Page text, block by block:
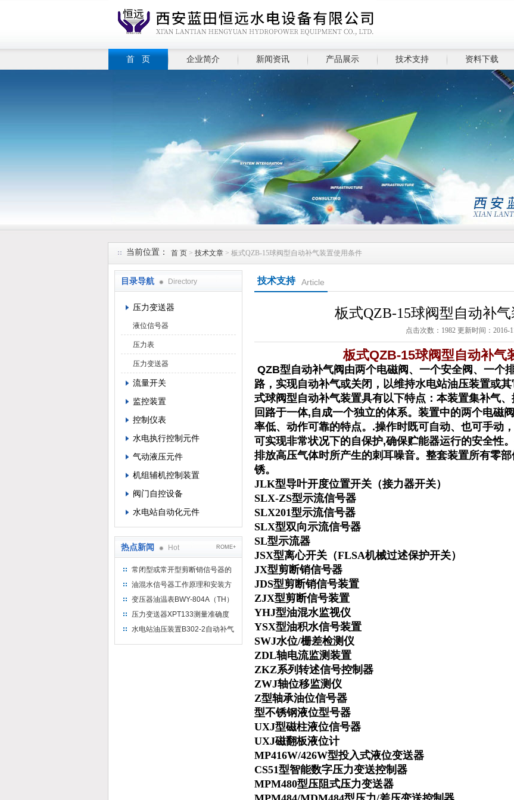
首 页 企业简介 新闻资讯 产品展示 技术支持 资料下载
当前位置： 首 页 > 技术文章 > 板式QZB-15球阀型自动补气装置使用条件
目录导航 Directory
压力变送器
液位信号器
压力表
压力变送器
流量开关
监控装置
控制仪表
水电执行控制元件
气动液压元件
机组辅机控制装置
阀门自控设备
水电站自动化元件
热点新闻 Hot ROME+
常闭型或常开型剪断销信号器的
工作原理
油混水信号器工作原理和安装方
式
变压器油温表BWY-804A（TH）
测量范围
压力变送器XPT133测量准确度
不高是什么原因导致的？
水电站油压装置B302-2自动补气
技术支持 Article
板式QZB-15球阀型自动补
点击次数：1982 更新时间：2016-
板式QZB-15球阀型自动补气
QZB型自动补气阀由两个电磁阀、一个安全阀、一个
路，实现自动补气或关闭，以维持水电站油压装置或
式球阀型自动补气装置具有以下特点：本装置集补气
回路于一体,自成一个独立的体系。装置中的两个电磁
率低、动作可靠的特点。.操作时既可自动、也可手动
可实现非常状况下的自保护,确保贮能器运行的安全性
排放高压气体时所产生的刺耳噪音。整套装置所有零
锈。
JLK型导叶开度位置开关（接力器开关）
SLX-ZS型示流信号器
SLX201型示流信号器
SLX型双向示流信号器
SL型示流器
JSX型离心开关（FLSA机械过述保护开关）
JX型剪断销信号器
JDS型剪断销信号装置
ZJX型剪断信号装置
YHJ型油混水监视仪
YSX型油积水信号装置
SWJ水位/栅差检测仪
ZDL轴电流监测装置
ZKZ系列转述信号控制器
ZWJ轴位移监测仪
Z型轴承油位信号器
型不锈钢液位型号器
UXJ型磁柱液位信号器
UXJ磁翻板液位计
MP416W/426W型投入式液位变送器
CS51型智能数字压力变送控制器
MPM480型压阻式压力变送器